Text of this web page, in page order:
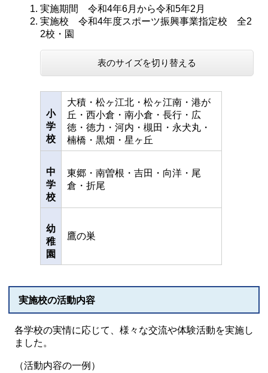
実施期間 令和4年6月から令和5年2月
実施校 令和4年度スポーツ振興事業指定校 全2
2校・園
表のサイズを切り替える
小
学
校
大積・松ヶ江北・松ヶ江南・港が
丘・西小倉・南小倉・長行・広
徳・徳力・河内・槻田・永犬丸・
楠橋・黒畑・星ヶ丘
中
学
校
東郷・南曽根・吉田・向洋・尾
倉・折尾
幼
稚
園
鷹の巣
実施校の活動内容
各学校の実情に応じて、様々な交流や体験活動を実施し
ました。
（活動内容の一例）